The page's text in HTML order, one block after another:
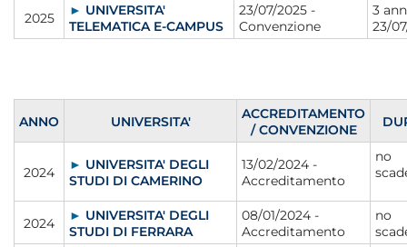
2025 ► UNIVERSITA'
TELEMATICA E-CAMPUS
23/07/2025 -
Convenzione
3
23/
ANNO UNIVERSITA'
ACCREDITAMENTO
/ CONVENZIONE
2024 ► UNIVERSITA' DEGLI
STUDI DI CAMERINO
13/02/2024 -
Accreditamento
no
2024 ► UNIVERSITA' DEGLI
STUDI DI FERRARA
08/01/2024 -
Accreditamento
no